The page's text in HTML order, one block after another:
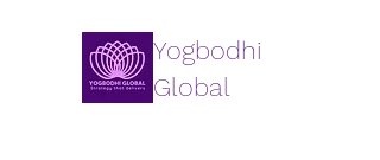
Yogbodhi
Global